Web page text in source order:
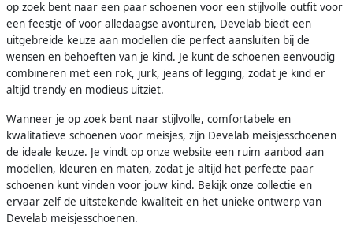
op zoek bent naar een paar schoenen voor een stijlvolle outfit voor
een feestje of voor alledaagse avonturen, Develab biedt een
uitgebreide keuze aan modellen die perfect aansluiten bij de
wensen en behoeften van je kind. Je kunt de schoenen eenvoudig
combineren met een rok, jurk, jeans of legging, zodat je kind er
altijd trendy en modieus uitziet.
Wanneer je op zoek bent naar stijlvolle, comfortabele en
kwalitatieve schoenen voor meisjes, zijn Develab meisjesschoenen
de ideale keuze. Je vindt op onze website een ruim aanbod aan
modellen, kleuren en maten, zodat je altijd het perfecte paar
schoenen kunt vinden voor jouw kind. Bekijk onze collectie en
ervaar zelf de uitstekende kwaliteit en het unieke ontwerp van
Develab meisjesschoenen.